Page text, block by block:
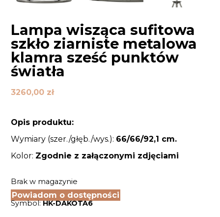
Lampa wisząca sufitowa
szkło ziarniste metalowa
klamra sześć punktów
światła
3260,00 zł
Opis produktu:
Wymiary (szer./głęb./wys.): 66/66/92,1 cm.
Kolor: Zgodnie z załączonymi zdjęciami
Brak w magazynie
Powiadom o dostępności
Symbol:HK-DAKOTA6